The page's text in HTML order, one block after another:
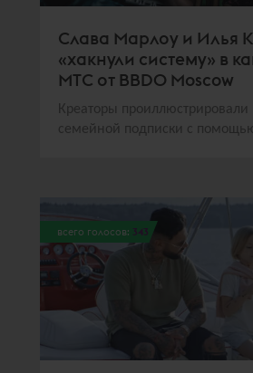
Слава Марлоу и Илья
«хакнули систему» в
МТС от BBDO Moscow
Креаторы
семейной подписки с
всего голосов: 343